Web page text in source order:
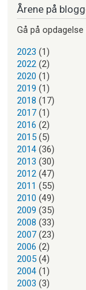
Årene på
Gå på
2023 (1)
2022 (2)
2020 (1)
2019 (1)
2018 (17)
2017 (1)
2016 (2)
2015 (5)
2014 (36)
2013 (30)
2012 (47)
2011 (55)
2010 (49)
2009 (35)
2008 (33)
2007 (23)
2006 (2)
2005 (4)
2004 (1)
2003 (3)